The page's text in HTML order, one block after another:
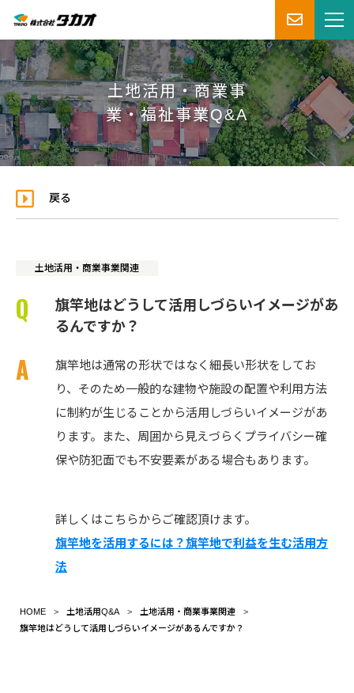
土地活用・商業事
業・福祉事業Q&A
戻る
土地活用・商業事業関連
旗竿地はどうして活用しづらいイメージがあ
るんですか？
旗竿地は通常の形状ではなく細長い形状をしてお
り、そのため一般的な建物や施設の配置や利用方法
に制約が生じることから活用しづらいイメージがあ
ります。また、周囲から見えづらくプライバシー確
保や防犯面でも不安要素がある場合もあります。
詳しくはこちらからご確認頂けます。
旗竿地を活用するには？旗竿地で利益を生む活用方
法
HOME 土地活用Q&A
土地活用・商業事業関連
旗竿地はどうして活用しづらいイメージがあるんですか？